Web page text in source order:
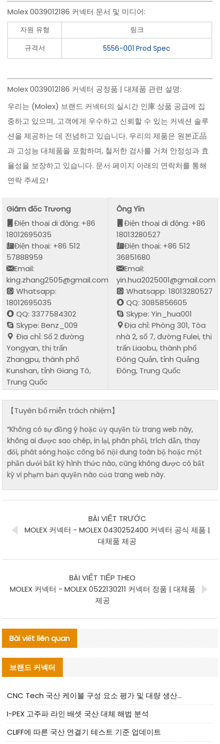
Molex 0039012186 커넥터 문서 및 미디어:
자원 유형
링크
규격서
5556-001 Prod Spec
Molex 0039012186 커넥터 공정품 | 대체품 관련 설명:
우리는 (Molex) 브랜드 커넥터의 실시간 인庫 상품 공급에 집
중하고 있으며, 고객에게 우수하고 신뢰할 수 있는 커넥션 솔루
션을 제공하는 데 전념하고 있습니다. 우리의 제품은 원본正品
과 고성능 대체품을 포함하며, 철저한 검사를 거쳐 안정성과 효
율성을 보장하고 있습니다. 문서 페이지 아래의 연락처를 통해
연락 주세요!
Giám đốc Trương
Điện thoại di động: +86
18012695035
Điện thoại: +86 512
57888959
Email:
king.zhang2505@gmail.com
Whatsapp:
18012695035
QQ: 3377584302
Skype: Benz_009
Địa chỉ: Số 2 đường
Yongyan, thị trấn
Zhangpu, thành phố
Kunshan, tỉnh Giang Tô,
Trung Quốc
Ông Yǐn
Điện thoại di động: +86
18013280527
Điện thoại: +86 512
36851680
Email:
yin.hua2025001@gmail.com
Whatsapp: 18013280527
QQ: 3085856605
Skype: Yin_hua001
Địa chỉ: Phòng 301, Tòa
nhà 2, số 7, đường Fulei, thị
trấn Liaobu, thành phố
Đông Quản, tỉnh Quảng
Đông, Trung Quốc
【Tuyên bố miễn trách nhiệm】
“Không có sự đồng ý hoặc ủy quyền từ trang web này,
không ai được sao chép, in lại, phân phối, trích dẫn, thay
đổi, phát sóng hoặc công bố nội dung toàn bộ hoặc một
phần dưới bất kỳ hình thức nào, cũng không được có bất
kỳ vi phạm bản quyền nào của trang web này.
BÀI VIẾT TRƯỚC
MOLEX 커넥터 - MOLEX 0430252400 커넥터 공식 제품 |
대체품 제공
BÀI VIẾT TIẾP THEO
MOLEX 커넥터 - MOLEX 0522130211 커넥터 정품 | 대체품
제공
Bài viết liên quan
브랜드 커넥터
CNC Tech 국산 케이블 구성 요소 평가 및 대량 생산 적합성 가이드
I-PEX 고주파 라인 배셋 국산 대체 해법 분석
CLIFF에 따른 국산 연결기 테스트 기준 업데이트